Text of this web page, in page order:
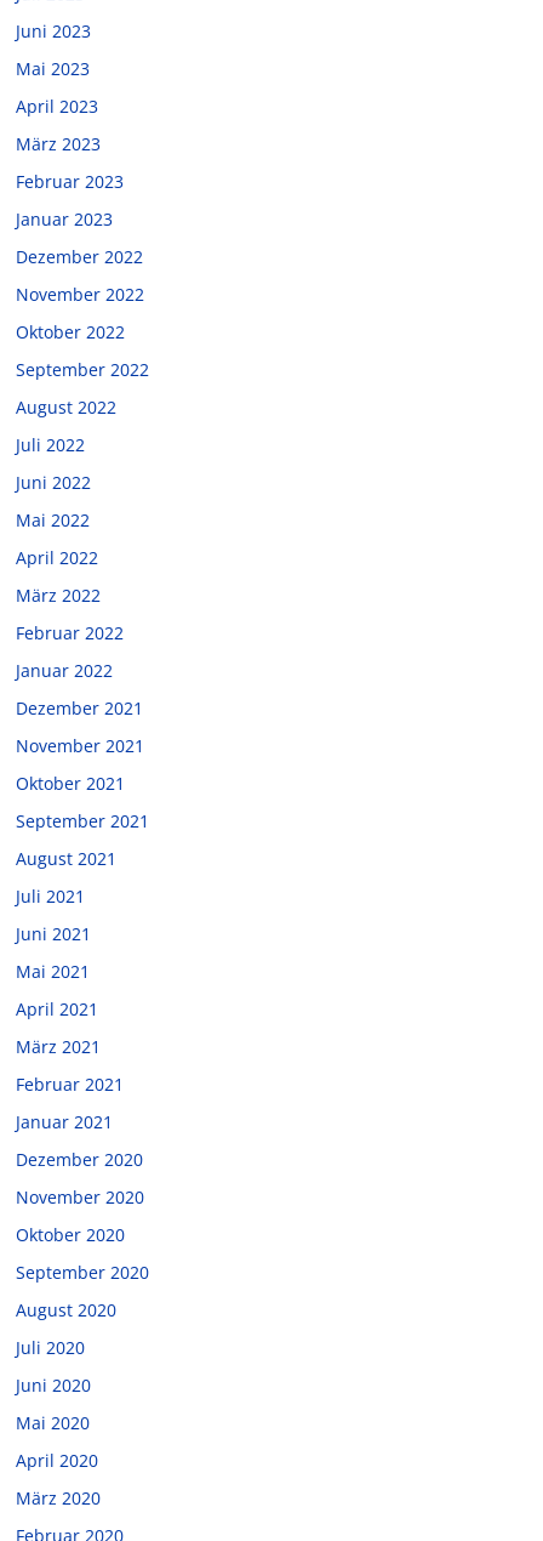
Juni 2023
Mai 2023
April 2023
März 2023
Februar 2023
Januar 2023
Dezember 2022
November 2022
Oktober 2022
September 2022
August 2022
Juli 2022
Juni 2022
Mai 2022
April 2022
März 2022
Februar 2022
Januar 2022
Dezember 2021
November 2021
Oktober 2021
September 2021
August 2021
Juli 2021
Juni 2021
Mai 2021
April 2021
März 2021
Februar 2021
Januar 2021
Dezember 2020
November 2020
Oktober 2020
September 2020
August 2020
Juli 2020
Juni 2020
Mai 2020
April 2020
März 2020
Februar 2020